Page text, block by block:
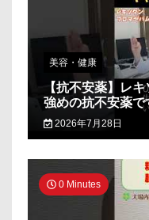
美容・健康
【抗不安薬】レ
強めの抗不安薬で
2026年7月28日
0 Minutes